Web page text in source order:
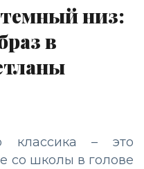
низ:
в
классика – это
со школы в голове